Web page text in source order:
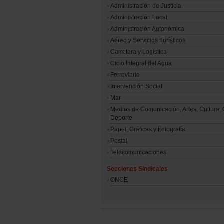
Administración de Justicia
Administración Local
Administración Autonómica
Aéreo y Servicios Turísticos
Carretera y Logística
Ciclo Integral del Agua
Ferroviario
Intervención Social
Mar
Medios de Comunicación, Artes, Cultura,
Deporte
Papel, Gráficas y Fotografía
Postal
Telecomunicaciones
Secciones Sindicales
ONCE